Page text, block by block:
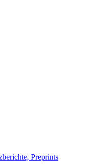
Preprints